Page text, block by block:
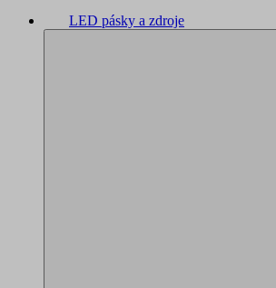
LED pásky a zdroje